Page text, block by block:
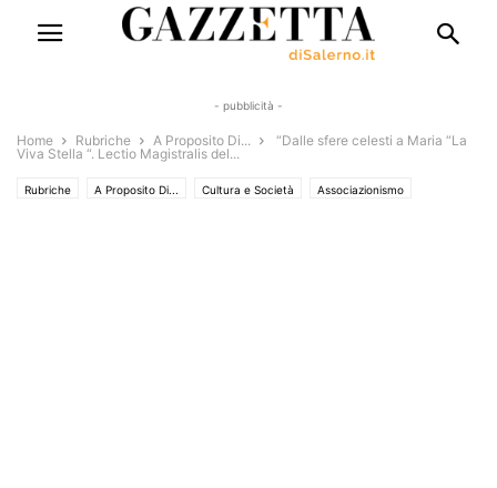
- pubblicità -
Home Rubriche A Proposito Di...
“Dalle sfere celesti a Maria “La
Viva Stella “. Lectio Magistralis del...
Rubriche A Proposito Di... Cultura e Società Associazionismo